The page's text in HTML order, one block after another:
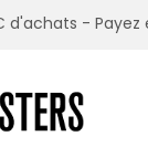
d'achats - Payez